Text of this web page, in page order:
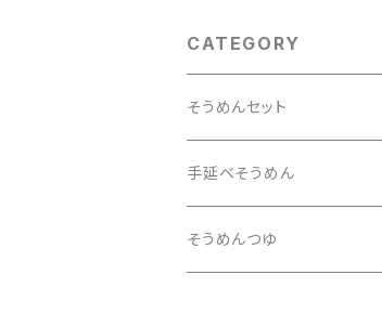
CATEGORY
そうめんセット
旅するそうめんセット
手延べそうめん
そうめんつゆ